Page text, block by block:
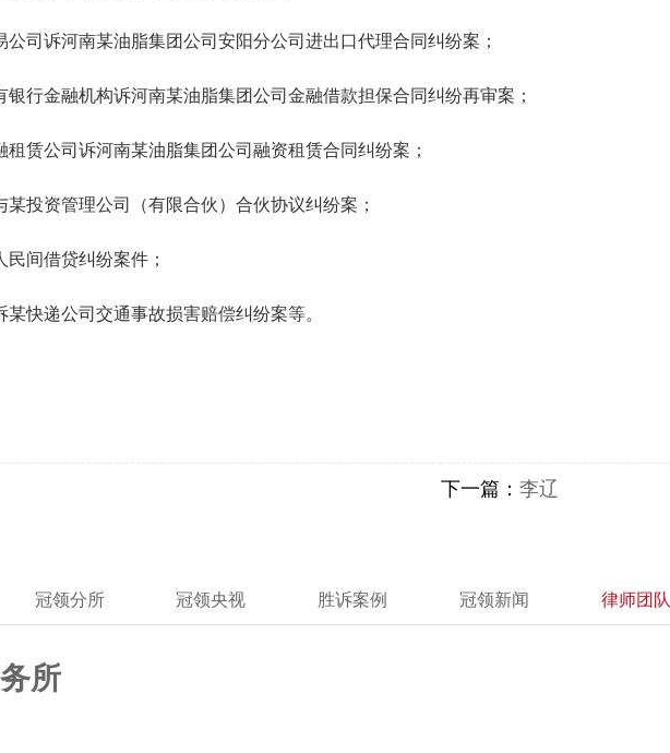
诉河南某油脂集团公司安阳分公司进出口代理合同纠纷案；
金融机构诉河南某油脂集团公司金融借款担保合同纠纷再审案；
赁公司诉河南某油脂集团公司融资租赁合同纠纷案；
投资管理公司（有限合伙）合伙协议纠纷案；
间借贷纠纷案件；
快递公司交通事故损害赔偿纠纷案等。
下一篇： 李辽
冠领分所 冠领央视 胜诉案例 冠领新闻 律师团队
所